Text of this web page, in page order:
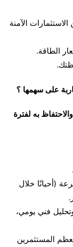
الآمنة
الطاقة.
على سهمها ؟
به لفترة
(أحيانًا خلال
فني يومي،
المستثمرين